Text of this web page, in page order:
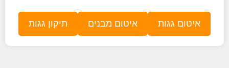
איטום גגות איטום מבנים תיקון גגות